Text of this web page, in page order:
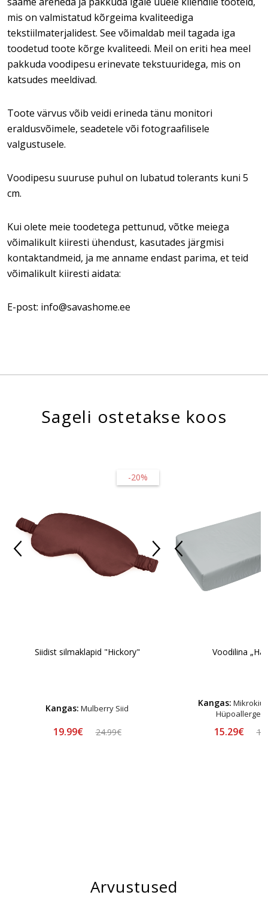
mis on valmistatud kõrgeima kvaliteediga
tekstiilmaterjalidest. See võimaldab meil tagada iga
toodetud toote kõrge kvaliteedi. Meil on eriti hea meel
pakkuda voodipesu erinevate tekstuuridega, mis on
katsudes meeldivad.
Toote värvus võib veidi erineda tänu monitori
eraldusvõimele, seadetele või fotograafilisele
valgustusele.
Voodipesu suuruse puhul on lubatud tolerants kuni 5
cm.
Kui olete meie toodetega pettunud, võtke meiega
võimalikult kiiresti ühendust, kasutades järgmisi
kontaktandmeid, ja me anname endast parima, et teid
võimalikult kiiresti aidata:
E-post: info@savashome.ee
Sageli ostetakse koos
-20%
Siidist silmaklapid "Hickory"
Kangas: Mulberry Siid
19.99€ 24.99€
Voodilina
Kangas:
15.29€
Arvustused